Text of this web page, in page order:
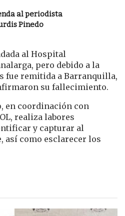
al periodista
Pinedo
al Hospital
pero debido a la
fue remitida a Barranquilla,
su fallecimiento.
en coordinación con
realiza labores
y capturar al
así como esclarecer los